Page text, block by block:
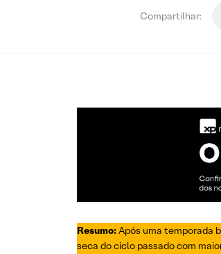
Compartilhar:
Resumo:Após uma temporada
seca do ciclo passado com